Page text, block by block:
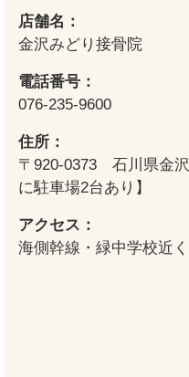
店舗名：
金沢みどり接骨院
電話番号：
076-235-9600
住所：
〒920-0373 石川県金
に駐車場2台あり】
アクセス：
海側幹線・緑中学校近く